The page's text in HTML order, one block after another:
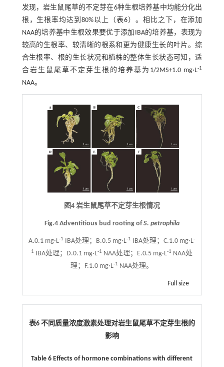
发现，岩生鼠尾草的不定芽在6种生根培养基中均能分化出
根，生根率均达到80%以上（ 表6）。相比之下，在添加
NAA的培养基中生根效果要优于添加IBA的培养基，表现为
较高的生根率、较清晰的根系和更为健康生长的叶片。综
合生根率、根的生长状况和植株的整体生长状态可知，适
合岩生鼠尾草不定芽生根的培养基为1/2MS+1.0 mg·L-1
NAA。
图4 岩生鼠尾草不定芽生根情况
Fig.4 Adventitious bud rooting ofS. petrophila
A.0.1 mg·L-1 IBA处理；B.0.5 mg·L-1 IBA处理；C.1.0 mg·L-
1 IBA处理；D.0.1 mg·L-1 NAA处理；E.0.5 mg·L-1 NAA处
理；F.1.0 mg·L-1 NAA处理。
Full size
表6 不同质量浓度激素处理对岩生鼠尾草不定芽生根的
影响
Table 6 Effects of hormone combinations with different